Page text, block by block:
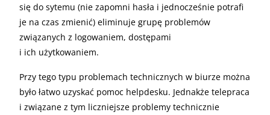
się do sytemu (nie zapomni hasła i jednocześnie potrafi
je na czas zmienić) eliminuje grupę problemów
związanych z logowaniem, dostępami
i ich użytkowaniem.
Przy tego typu problemach technicznych w biurze można
było łatwo uzyskać pomoc helpdesku. Jednakże telepraca
i związane z tym liczniejsze problemy technicznie